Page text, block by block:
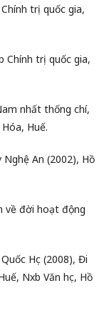
trị quốc gia,
Chính trị quốc gia,
nhất thống chí,
Huế.
An (2002), Hồ
về đời hoạt động
Học (2008), Đi
Nxb Văn học, Hồ